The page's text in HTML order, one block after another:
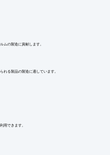
ムの製造に貢献します。
れる製品の製造に適しています。
用できます。